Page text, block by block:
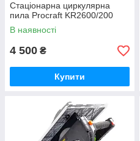
Стаціонарна циркулярна
пила Procraft KR2600/200
В наявності
4 500 ₴
Купити